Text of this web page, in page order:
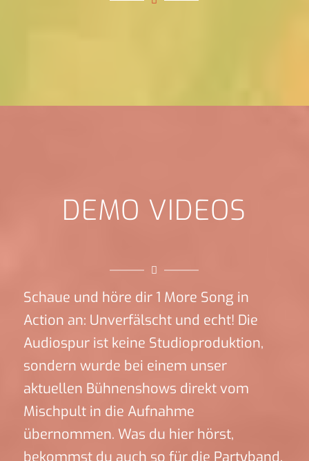
DEMO VIDEOS
Schaue und höre dir 1 More Song in
Action an: Unverfälscht und echt! Die
Audiospur ist keine Studioproduktion,
sondern wurde bei einem unser
aktuellen Bühnenshows direkt vom
Mischpult in die Aufnahme
übernommen. Was du hier hörst,
bekommst du auch so für die Partyband.